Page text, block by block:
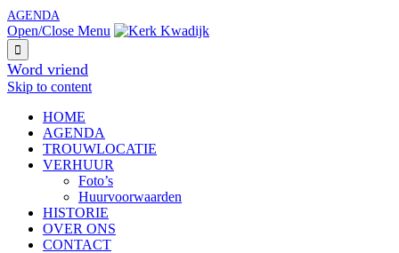
AGENDA
Open/Close Menu

Word vriend
Skip to content
HОМЕ
AGENDA
TROUWLOCATIE
VERHUUR
Foto’s
Huurvoorwaarden
HISTORIE
OVER ONS
CONTACT